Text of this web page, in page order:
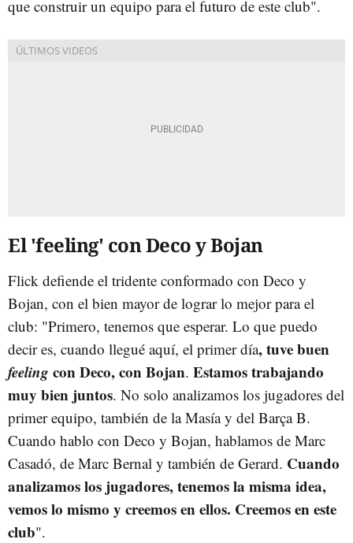
que construir un equipo para el futuro de este club".
El 'feeling' con Deco y Bojan
Flick defiende el tridente conformado con Deco y
Bojan, con el bien mayor de lograr lo mejor para el
club: "Primero, tenemos que esperar. Lo que puedo
decir es, cuando llegué aquí, el primer día, tuve buen
feeling con Deco, con Bojan. Estamos trabajando
muy bien juntos. No solo analizamos los jugadores del
primer equipo, también de la Masía y del Barça B.
Cuando hablo con Deco y Bojan, hablamos de Marc
Casadó, de Marc Bernal y también de Gerard. Cuando
analizamos los jugadores, tenemos la misma idea,
vemos lo mismo y creemos en ellos. Creemos en este
club".